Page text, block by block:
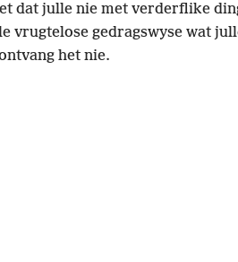
dat julle nie met verderflike
vrugtelose gedragswyse wat
het nie.